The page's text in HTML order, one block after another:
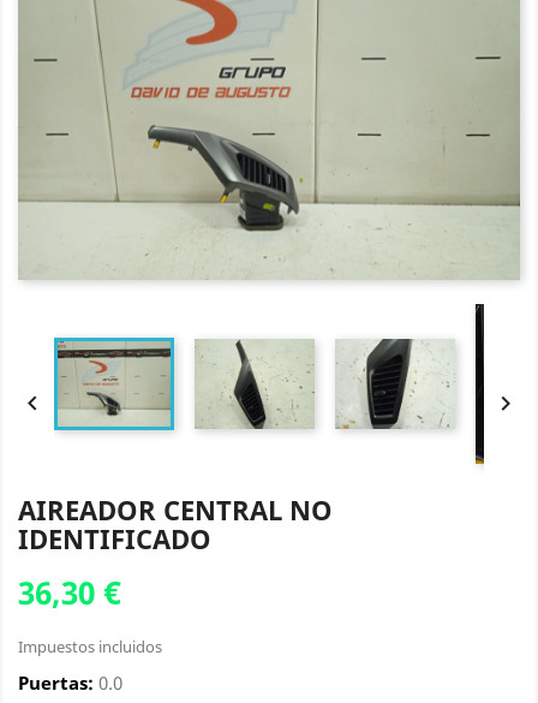
 
AIREADOR CENTRAL NO
IDENTIFICADO
36,30 €
Impuestos incluidos
Puertas: 0.0